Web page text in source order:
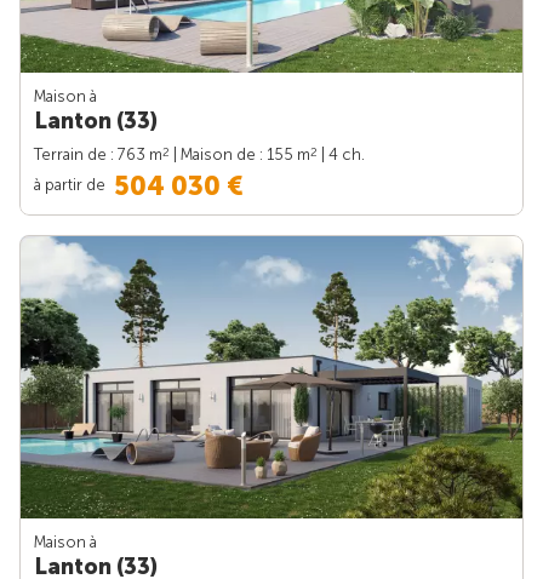
Maison à
Lanton (33)
Terrain de : 763 m2 | Maison de : 155 m2
| 4 ch.
à partir de 504 030 €
Maison à
Lanton (33)